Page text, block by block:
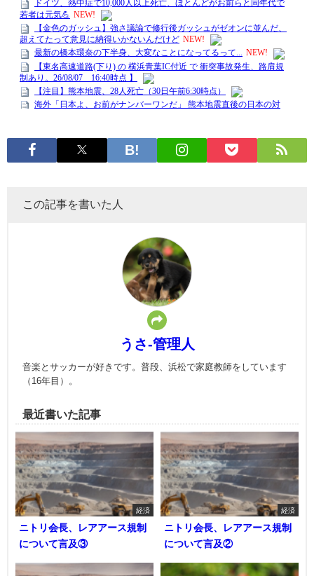
この記事を書いた人
うさ-管理人
音楽とサッカーが好きです。普段、浜松で家庭教師をしています
（16年目）。
最近書いた記事
経済
ニトリ会長、レアアース規制
について言及③
経済
ニトリ会長、レアアース規制
について言及②